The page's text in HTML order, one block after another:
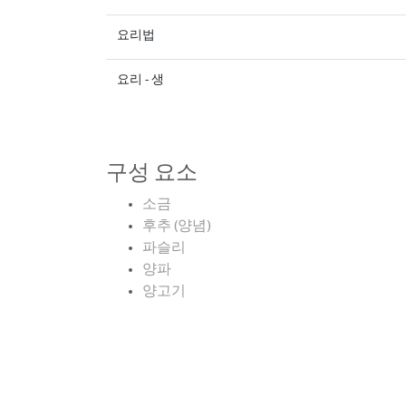
요리법
요리 - 생
구성 요소
소금
후추 (양념)
파슬리
양파
양고기